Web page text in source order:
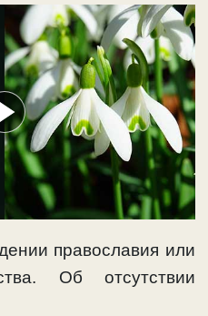
православия или
Об отсутствии